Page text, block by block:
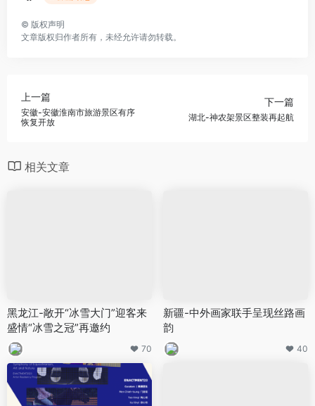
© 版权声明
文章版权归作者所有，未经允许请勿转载。
上一篇
安徽-安徽淮南市旅游景区有序
恢复开放
下一篇
湖北-神农架景区整装再起航
相关文章
黑龙江-敞开“冰雪大门”迎客来
盛情“冰雪之冠”再邀约
70
新疆-中外画家联手呈现丝路画
韵
40